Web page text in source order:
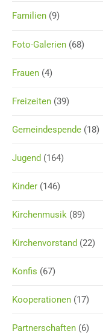
Familien (9)
Foto-Galerien (68)
Frauen (4)
Freizeiten (39)
Gemeindespende (18)
Jugend (164)
Kinder (146)
Kirchenmusik (89)
Kirchenvorstand (22)
Konfis (67)
Kooperationen (17)
Partnerschaften (6)